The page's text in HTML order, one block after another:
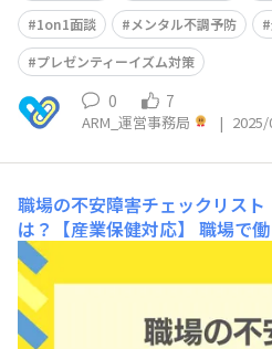
1on1面談
メンタル不調予防
プレゼンティーイズム対策
0 7
ARM_運営事務局 |
職場の不安障害チェックリス
は？【産業保健対応】 職場で
なく強い不安を感じたり、人前
りする方はいませんか。不安障
疾患で、職場での気づきが遅れ
離職につながる可能性がありま